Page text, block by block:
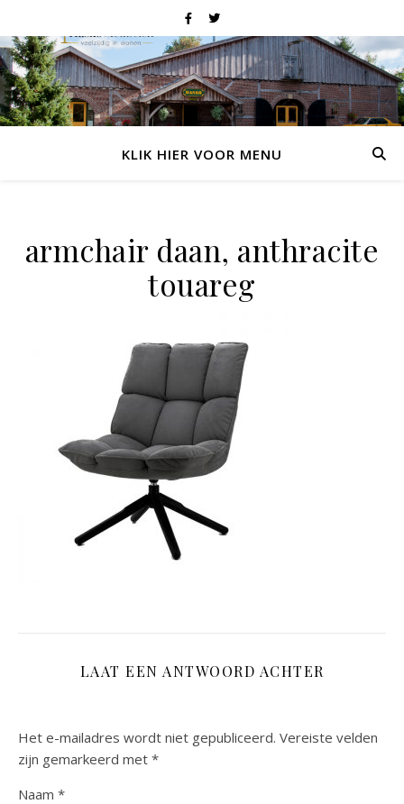
KLIK HIER VOOR MENU
armchair daan, anthracite
touareg
LAAT EEN ANTWOORD ACHTER
Het e-mailadres wordt niet gepubliceerd. Vereiste velden
zijn gemarkeerd met *
Naam *